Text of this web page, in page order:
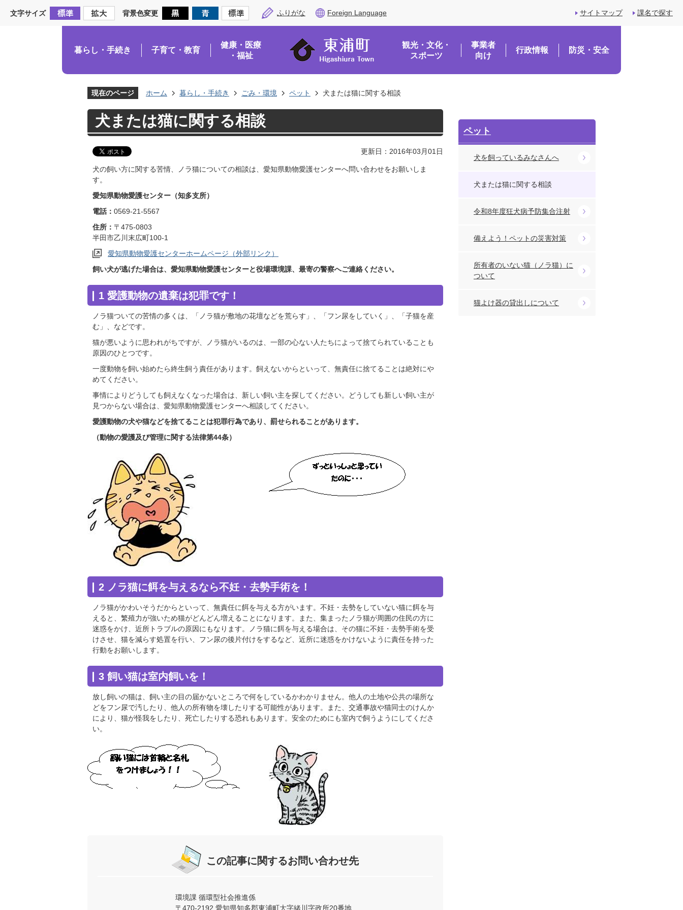
文字サイズ 背景色変更 ふりがな Foreign Language サイトマップ 課名で探す
暮らし・手続き 子育て・教育
健康・医療
・福祉
観光・文化・
スポーツ
事業者
向け
行政情報 防災・安全
現在のページ ホーム 暮らし・手続き ごみ・環境 ペット 犬または猫に関する相談
犬または猫に関する相談
更新日：2016年03月01日
犬の飼い方に関する苦情、ノラ猫についての相談は、愛知県動物愛護センターへ問い合わせをお願いしま
す。
愛知県動物愛護センター（知多支所）
電話： 0569-21-5567
住所： 〒475-0803
半田市乙川末広町100-1
愛知県動物愛護センターホームページ（外部リンク）
飼い犬が逃げた場合は、愛知県動物愛護センターと役場環境課、最寄の警察へご連絡ください。
1 愛護動物の遺棄は犯罪です！
ノラ猫ついての苦情の多くは、「ノラ猫が敷地の花壇などを荒らす」、「フン尿をしていく」、「子猫を産
む」、などです。
猫が悪いように思われがちですが、ノラ猫がいるのは、一部の心ない人たちによって捨てられていることも
原因のひとつです。
一度動物を飼い始めたら終生飼う責任があります。飼えないからといって、無責任に捨てることは絶対にや
めてください。
事情によりどうしても飼えなくなった場合は、新しい飼い主を探してください。どうしても新しい飼い主が
見つからない場合は、愛知県動物愛護センターへ相談してください。
愛護動物の犬や猫などを捨てることは犯罪行為であり、罰せられることがあります。
（動物の愛護及び管理に関する法律第44条）
2 ノラ猫に餌を与えるなら不妊・去勢手術を！
ノラ猫がかわいそうだからといって、無責任に餌を与える方がいます。不妊・去勢をしていない猫に餌を与
えると、繁殖力が強いため猫がどんどん増えることになります。また、集まったノラ猫が周囲の住民の方に
迷惑をかけ、近所トラブルの原因にもなります。ノラ猫に餌を与える場合は、その猫に不妊・去勢手術を受
けさせ、猫を減らす処置を行い、フン尿の後片付けをするなど、近所に迷惑をかけないように責任を持った
行動をお願いします。
3 飼い猫は室内飼いを！
放し飼いの猫は、飼い主の目の届かないところで何をしているかわかりません。他人の土地や公共の場所な
どをフン尿で汚したり、他人の所有物を壊したりする可能性があります。また、交通事故や猫同士のけんか
により、猫が怪我をしたり、死亡したりする恐れもあります。安全のためにも室内で飼うようにしてくださ
い。
この記事に関するお問い合わせ先
環境課 循環型社会推進係
〒470-2192 愛知県知多郡東浦町大字緒川字政所20番地
ペット
犬を飼っているみなさんへ
犬または猫に関する相談
令和8年度狂犬病予防集合注射
備えよう！ペットの災害対策
所有者のいない猫（ノラ猫）に
ついて
猫よけ器の貸出しについて